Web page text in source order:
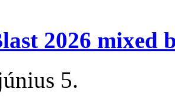
2026 mixed
5.